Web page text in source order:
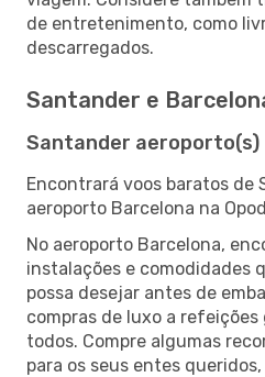
de entretenimento, como
descarregados.
Santander e
Santander aeroporto(s)
Encontrará voos baratos de
aeroporto Barcelona na
No aeroporto Barcelona,
instalações e comodidades
possa desejar antes de
compras de luxo a
todos. Compre algumas
para os seus entes